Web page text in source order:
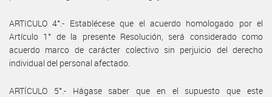
ARTICULO 4°.- Establécese que el acuerdo homologado por el
Artículo 1° de la presente Resolución, será considerado como
acuerdo marco de carácter colectivo sin perjuicio del derecho
individual del personal afectado.
ARTÍCULO 5°.- Hágase saber que en el supuesto que este